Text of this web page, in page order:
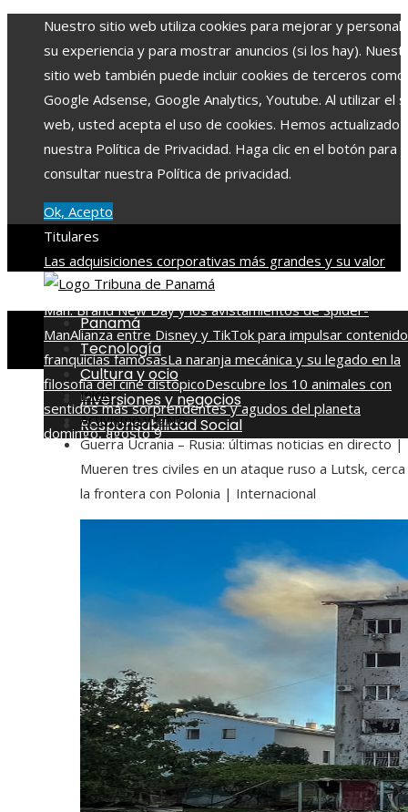
Nuestro sitio web utiliza cookies para mejorar y
su experiencia y para mostrar anuncios (si los hay).
sitio web también puede incluir cookies de terceros como
Google Adsense, Google Analytics, Youtube. Al utilizar el
web, usted acepta el uso de cookies. Hemos actualizado
nuestra Política de Privacidad. Haga clic en el botón para
consultar nuestra Política de privacidad.
Ok, Acepto
Titulares
Las adquisiciones corporativas más grandes y su valor
récordLa conexión entre la escena post-créditos de
Man: Brand New Day y los avistamientos de Spider-
ManAlianza entre Disney y TikTok para impulsar
franquicias famosasLa naranja mecánica y su legado en la
filosofía del cine distópicoDescubre los 10 animales con
sentidos más sorprendentes y agudos del planeta
domingo, agosto 9
Panamá
Tecnología
Cultura y ocio
Inversiones y negocios
Responsabilidad Social
Inicio
Activismo y ONG
Guerra Ucrania – Rusia: últimas noticias en directo |
Mueren tres civiles en un ataque ruso a Lutsk,
la frontera con Polonia | Internacional